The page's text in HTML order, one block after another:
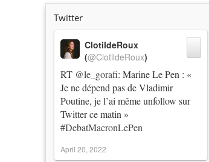
Twitter
RT @le_gorafi: Marine Le Pen : «
Je ne dépend pas de Vladimir
Poutine, je l’ai même unfollow sur
Twitter ce matin »
#DebatMacronLePen
ClotildeRoux
(@ClotildeRoux)
April 20, 2022